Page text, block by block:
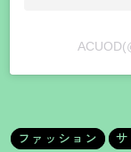
ファッション